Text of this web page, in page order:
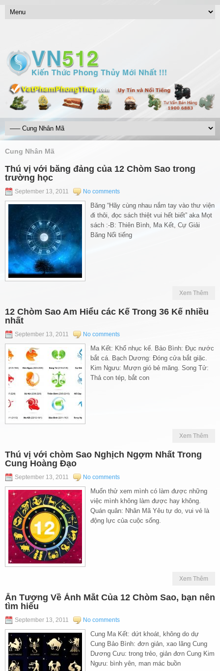
Cung Nhân Mã
Thú vị với băng đảng của 12 Chòm Sao trong
trường học
September 13, 2011 No comments
Băng “Hãy cùng nhau nắm tay vào thư viện
đi thôi, đọc sách thiệt vui hết biết” aka Mọt
sách :-B: Thiên Bình, Ma Kết, Cự Giải
Băng Nổi tiếng
Xem Thêm
12 Chòm Sao Am Hiểu các Kế Trong 36 Kế nhiều
nhất
September 13, 2011 No comments
Ma Kết: Khổ nhục kế. Bảo Bình: Đục nước
bắt cá. Bạch Dương: Đóng cửa bắt giặc.
Kim Ngưu: Mượn gió bẻ măng. Song Tử:
Thả con tép, bắt con
Xem Thêm
Thú vị với chòm Sao Nghịch Ngợm Nhất Trong
Cung Hoàng Đạo
September 13, 2011 No comments
Muốn thử xem mình có làm được những
việc mình không làm được hay không.
Quán quân: Nhân Mã Yêu tự do, vui vẻ là
động lực của cuộc sống.
Xem Thêm
Ấn Tượng Về Ánh Mắt Của 12 Chòm Sao, bạn nên
tìm hiểu
September 13, 2011 No comments
Cung Ma Kết: dứt khoát, không do dự
Cung Bảo Bình: đơn giản, xao lãng Cung
Dương Cưu: trong trẻo, giản đơn Cung Kim
Ngưu: bình yên, man mác buồn